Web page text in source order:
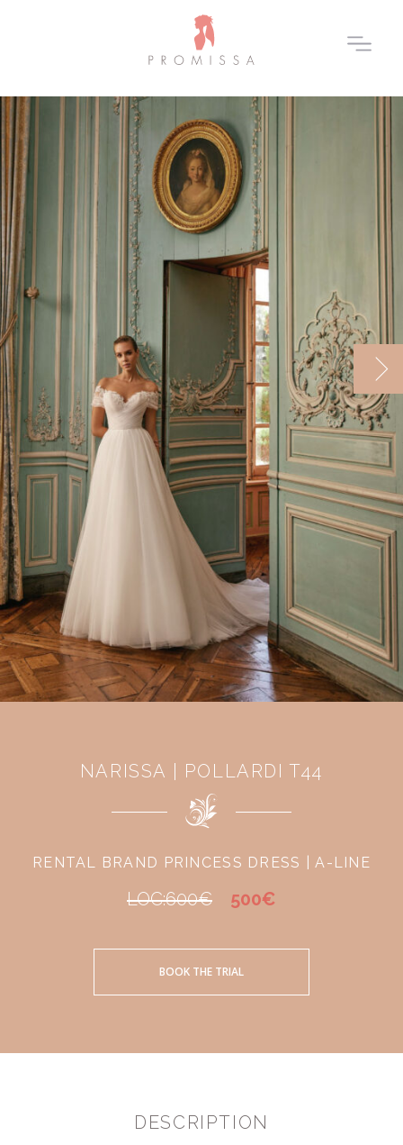
NARISSA | POLLARDI T44
RENTAL BRAND PRINCESS DRESS | A-LINE
LOC:600€ 500€
BOOK THE TRIAL
DESCRIPTION